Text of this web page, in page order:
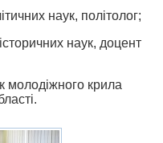
наук, політолог;
наук, доцент
молодіжного крила